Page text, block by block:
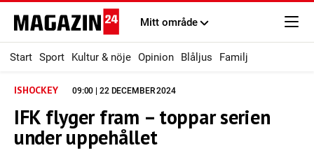
Mitt område
Start Sport Kultur & nöje Opinion Blåljus Familj
ISHOCKEY 09:00 | 22 DECEMBER 2024
IFK flyger fram – toppar serien
under uppehållet